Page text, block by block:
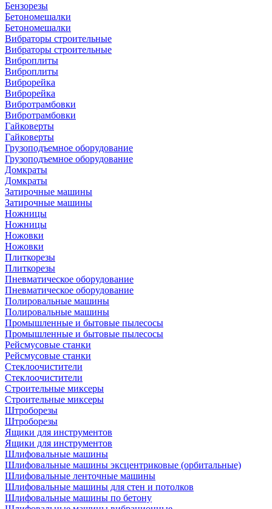
Бензорезы
Бетономешалки
Бетономешалки
Вибраторы строительные
Вибраторы строительные
Виброплиты
Виброплиты
Виброрейка
Виброрейка
Вибротрамбовки
Вибротрамбовки
Гайковерты
Гайковерты
Грузоподъемное оборудование
Грузоподъемное оборудование
Домкраты
Домкраты
Затирочные машины
Затирочные машины
Ножницы
Ножницы
Ножовки
Ножовки
Плиткорезы
Плиткорезы
Пневматическое оборудование
Пневматическое оборудование
Полировальные машины
Полировальные машины
Промышленные и бытовые пылесосы
Промышленные и бытовые пылесосы
Рейсмусовые станки
Рейсмусовые станки
Стеклоочистители
Стеклоочистители
Строительные миксеры
Строительные миксеры
Штроборезы
Штроборезы
Ящики для инструментов
Ящики для инструментов
Шлифовальные машины
Шлифовальные машины эксцентриковые (орбитальные)
Шлифовальные ленточные машины
Шлифовальные машины для стен и потолков
Шлифовальные машины по бетону